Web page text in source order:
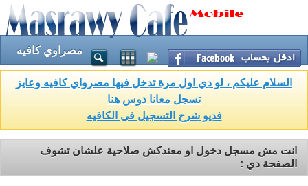
مصراوي كافيه
السلام عليكم ، لو دي اول مرة تدخل فيها مصرواي كافيه وعايز
تسجل معانا دوس هنا
فديو شرح التسجيل فى الكافيه
انت مش مسجل دخول او معندكش صلاحية علشان تشوف
الصفحة دي :